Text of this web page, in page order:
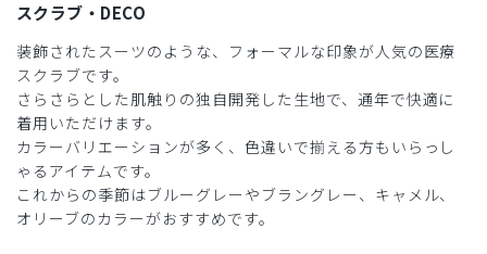
スクラブ・DECO
装飾されたスーツのような、フォーマルな印象が人気の医療
スクラブです。
さらさらとした肌触りの独自開発した生地で、通年で快適に
着用いただけます。
カラーバリエーションが多く、色違いで揃える方もいらっし
ゃるアイテムです。
これからの季節はブルーグレーやブラングレー、キャメル、
オリーブのカラーがおすすめです。